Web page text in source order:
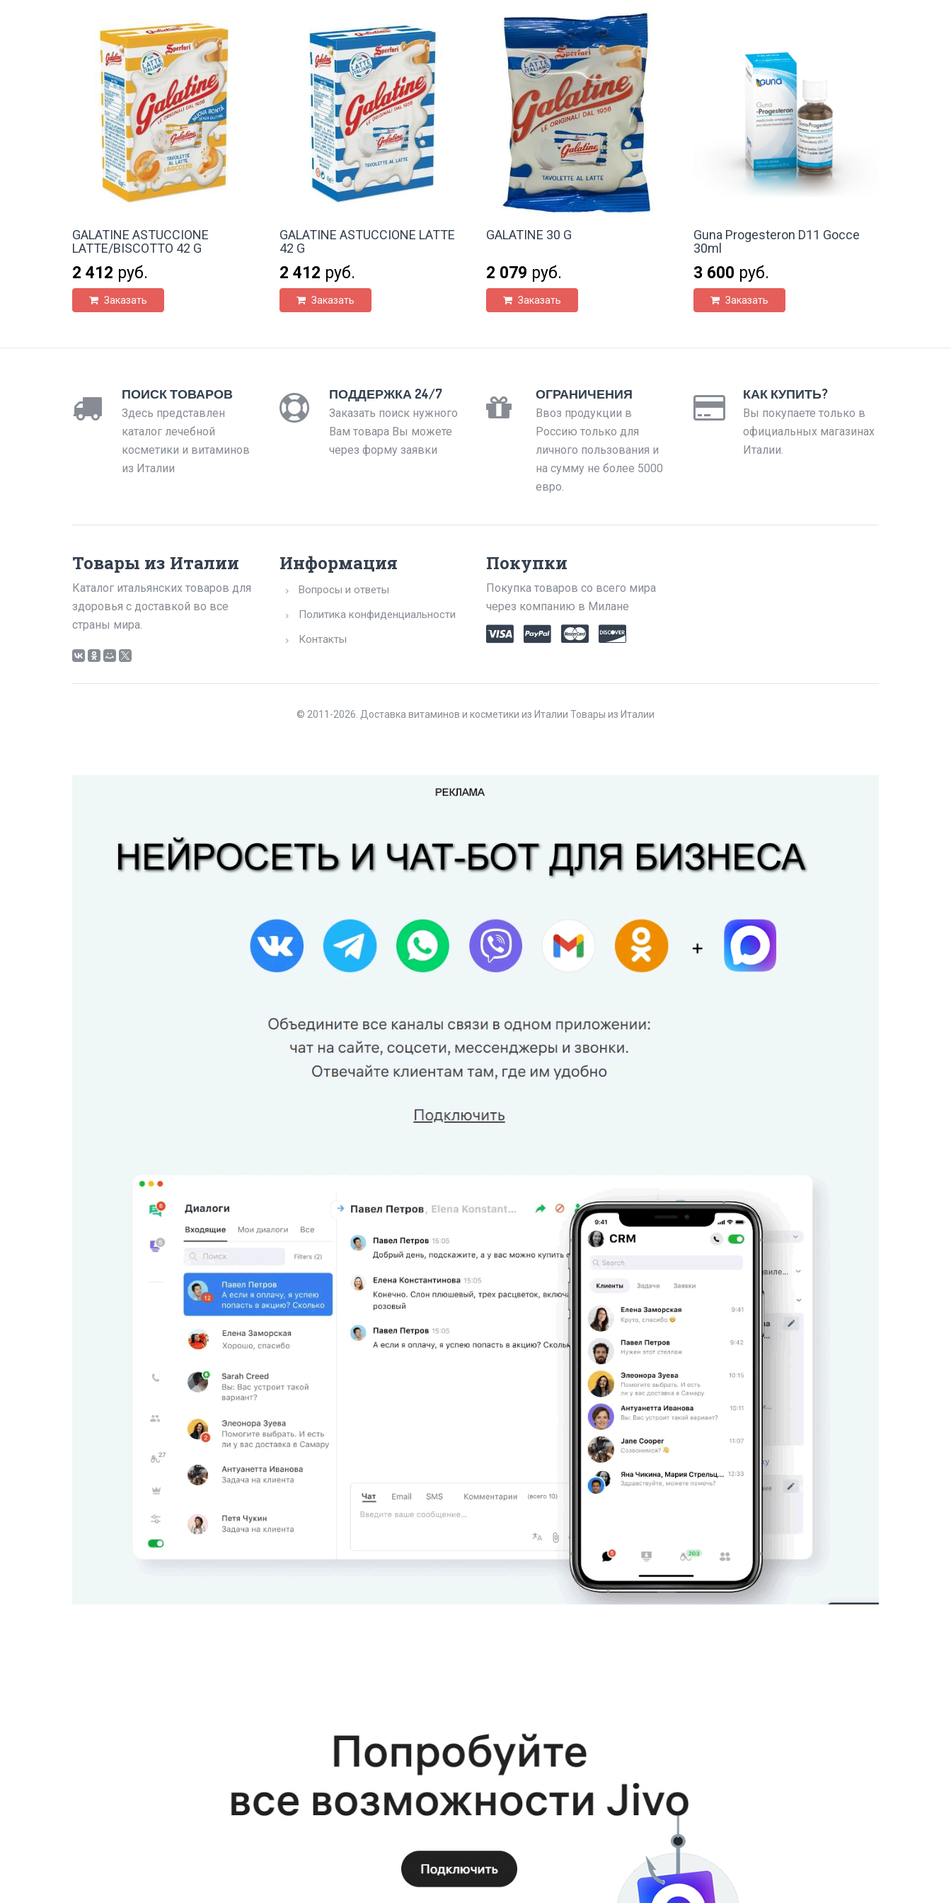
GALATINE ASTUCCIONE
LATTE/BISCOTTO 42 G
2 412 руб.
Заказать
GALATINE ASTUCCIONE LATTE
42 G
2 412 руб.
Заказать
GALATINE 30 G
2 079 руб.
Заказать
Guna Progesteron D11 Gocce
30ml
3 600 руб.
Заказать
ПОИСК ТОВАРОВ
Здесь представлен
каталог лечебной
косметики и витаминов
из Италии
ПОДДЕРЖКА 24/7
Заказать поиск нужного
Вам товара Вы можете
через форму заявки
ОГРАНИЧЕНИЯ
Ввоз продукции в
Россию только для
личного пользования и
на сумму не более 5000
евро.
КАК КУПИТЬ?
Вы покупаете только в
официальных магазинах
Италии.
Товары из Италии
Каталог итальянских товаров для
здоровья с доставкой во все
страны мира.
Информация
Вопросы и ответы
Политика конфиденциальности
Контакты
Покупки
Покупка товаров со всего мира
через компанию в Милане
© 2011-2026. Доставка витаминов и косметики из Италии Товары из Италии